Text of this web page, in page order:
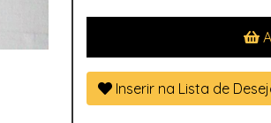
Inserir na Lista de